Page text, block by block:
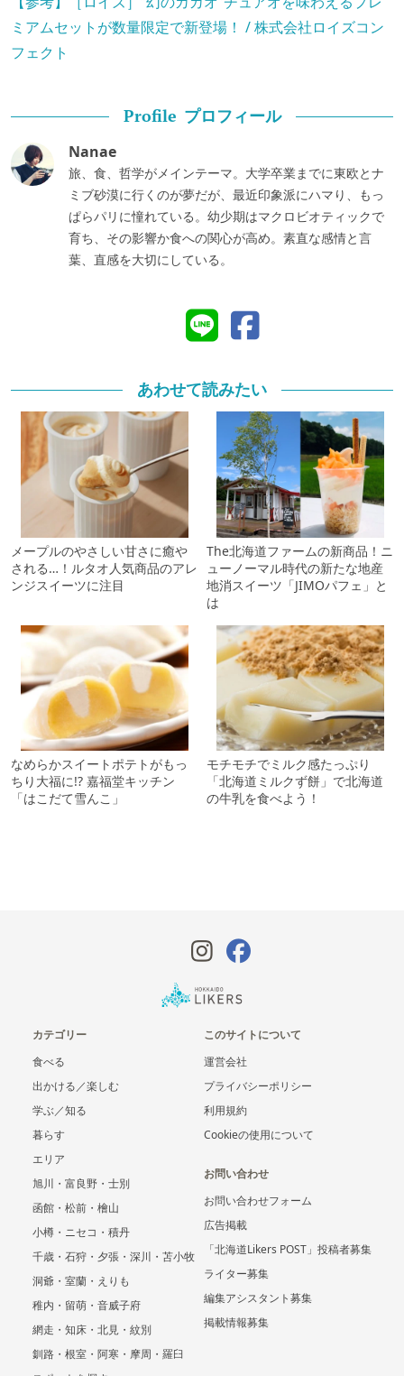
ミアムセットが数量限定で新登場！ / 株式会社ロイズコン
フェクト
Profile プロフィール
Nanae
旅、食、哲学がメインテーマ。大学卒業までに東欧とナ
ミブ砂漠に行くのが夢だが、最近印象派にハマり、もっ
ぱらパリに憧れている。幼少期はマクロビオティックで
育ち、その影響か食への関心が高め。素直な感情と言
葉、直感を大切にしている。
あわせて読みたい
メープルのやさしい甘さに癒や
される…！ルタオ人気商品のアレ
ンジスイーツに注目
The北海道ファームの新商品！ニ
ューノーマル時代の新たな地産
地消スイーツ「JIMOパフェ」と
は
なめらかスイートポテトがもっ
ちり大福に!? 嘉福堂キッチン
「はこだて雪んこ」
モチモチでミルク感たっぷり
「北海道ミルクず餅」で北海道
の牛乳を食べよう！
カテゴリー
食べる
出かける／楽しむ
学ぶ／知る
暮らす
エリア
旭川・富良野・士別
函館・松前・檜山
小樽・ニセコ・積丹
千歳・石狩・夕張・深川・苫小牧
洞爺・室蘭・えりも
稚内・留萌・音威子府
網走・知床・北見・紋別
釧路・根室・阿寒・摩周・羅臼
このサイトについて
運営会社
プライバシーポリシー
利用規約
Cookieの使用について
お問い合わせ
お問い合わせフォーム
広告掲載
「北海道Likers POST」投稿者募集
ライター募集
編集アシスタント募集
掲載情報募集